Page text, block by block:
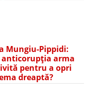
Mungiu-Pippidi:
anticorupția arma
pentru a opri
dreaptă?